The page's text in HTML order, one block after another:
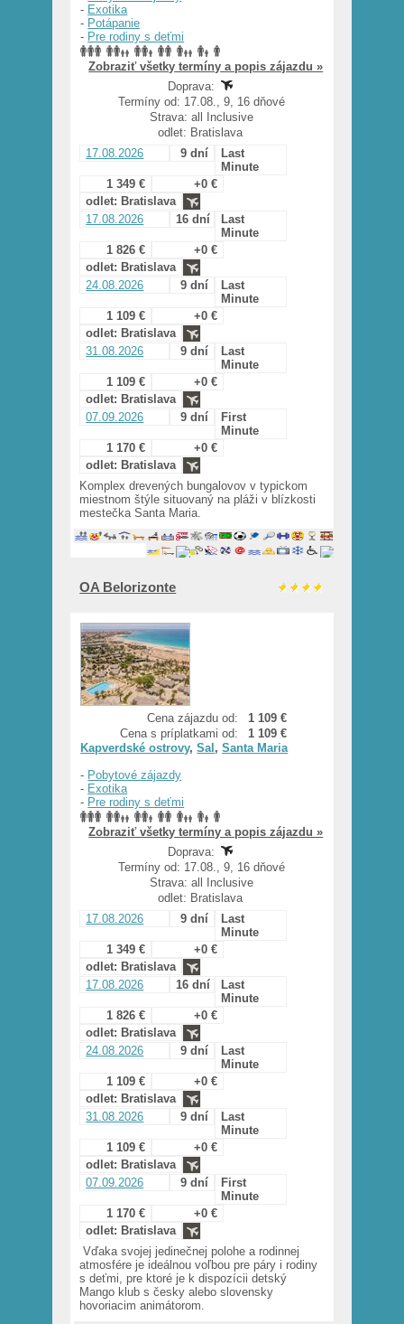
- Exotika
- Potápanie
- Pre rodiny s deťmi
Zobraziť všetky termíny a popis zájazdu »
Doprava:
Termíny od: 17.08., 9, 16 dňové
Strava: all Inclusive
odlet: Bratislava
17.08.2026
9 dní
Last
Minute
1 349 €
+0 €
odlet: Bratislava
17.08.2026
16 dní
Last
Minute
1 826 €
+0 €
odlet: Bratislava
24.08.2026
9 dní
Last
Minute
1 109 €
+0 €
odlet: Bratislava
31.08.2026
9 dní
Last
Minute
1 109 €
+0 €
odlet: Bratislava
07.09.2026
9 dní
First
Minute
1 170 €
+0 €
odlet: Bratislava
Komplex drevených bungalovov v typickom
miestnom štýle situovaný na pláži v blízkosti
mestečka Santa Maria.
OA Belorizonte
Cena zájazdu od:
1 109 €
Cena s príplatkami od:
1 109 €
Kapverdské ostrovy,Sal ,Santa Maria
- Pobytové zájazdy
- Exotika
- Pre rodiny s deťmi
Zobraziť všetky termíny a popis zájazdu »
Doprava:
Termíny od: 17.08., 9, 16 dňové
Strava: all Inclusive
odlet: Bratislava
17.08.2026
9 dní
Last
Minute
1 349 €
+0 €
odlet: Bratislava
17.08.2026
16 dní
Last
Minute
1 826 €
+0 €
odlet: Bratislava
24.08.2026
9 dní
Last
Minute
1 109 €
+0 €
odlet: Bratislava
31.08.2026
9 dní
Last
Minute
1 109 €
+0 €
odlet: Bratislava
07.09.2026
9 dní
First
Minute
1 170 €
+0 €
odlet: Bratislava
Vďaka svojej jedinečnej polohe a rodinnej
atmosfére je ideálnou voľbou pre páry i rodiny
s deťmi, pre ktoré je k dispozícii detský
Mango klub s česky alebo slovensky
hovoriacim animátorom.